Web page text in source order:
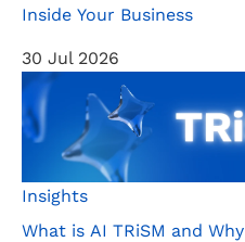
Inside Your Business
30 Jul 2026
Insights
What is AI TRiSM and